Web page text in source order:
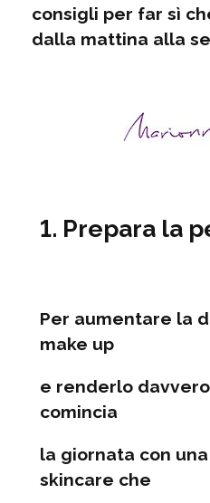
consigli per far sì
dalla mattina alla
1. Prepara la
Per aumentare la
make up
e renderlo
comincia
la giornata con
skincare che